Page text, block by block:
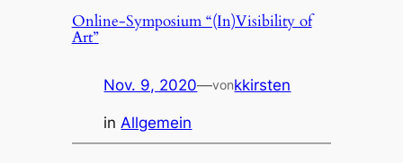
Online-Symposium “(In)Visibility of
Art”
Nov. 9, 2020—vonkkirsten
inAllgemein